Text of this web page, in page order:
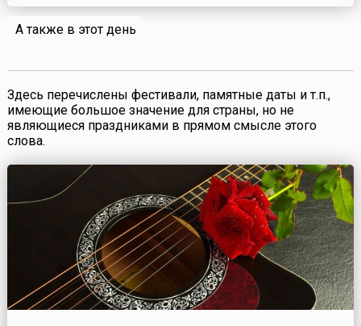
предстает Одним единым целым, но она почитается в трех
формах — как Дурга, к...
А также в этот день
Здесь перечислены фестивали, памятные даты и т.п.,
имеющие большое значение для страны, но не
являющиеся праздниками в прямом смысле этого
слова.